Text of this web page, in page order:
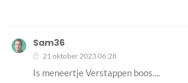
Sam36
21 oktober 2023 06:28
Is meneertje Verstappen boos....